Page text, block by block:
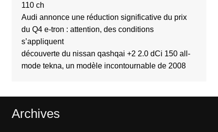
110 ch
Audi annonce une réduction significative du prix
du Q4 e-tron : attention, des conditions
s’appliquent
découverte du nissan qashqai +2 2.0 dCi 150 all-
mode tekna, un modèle incontournable de 2008
Archives